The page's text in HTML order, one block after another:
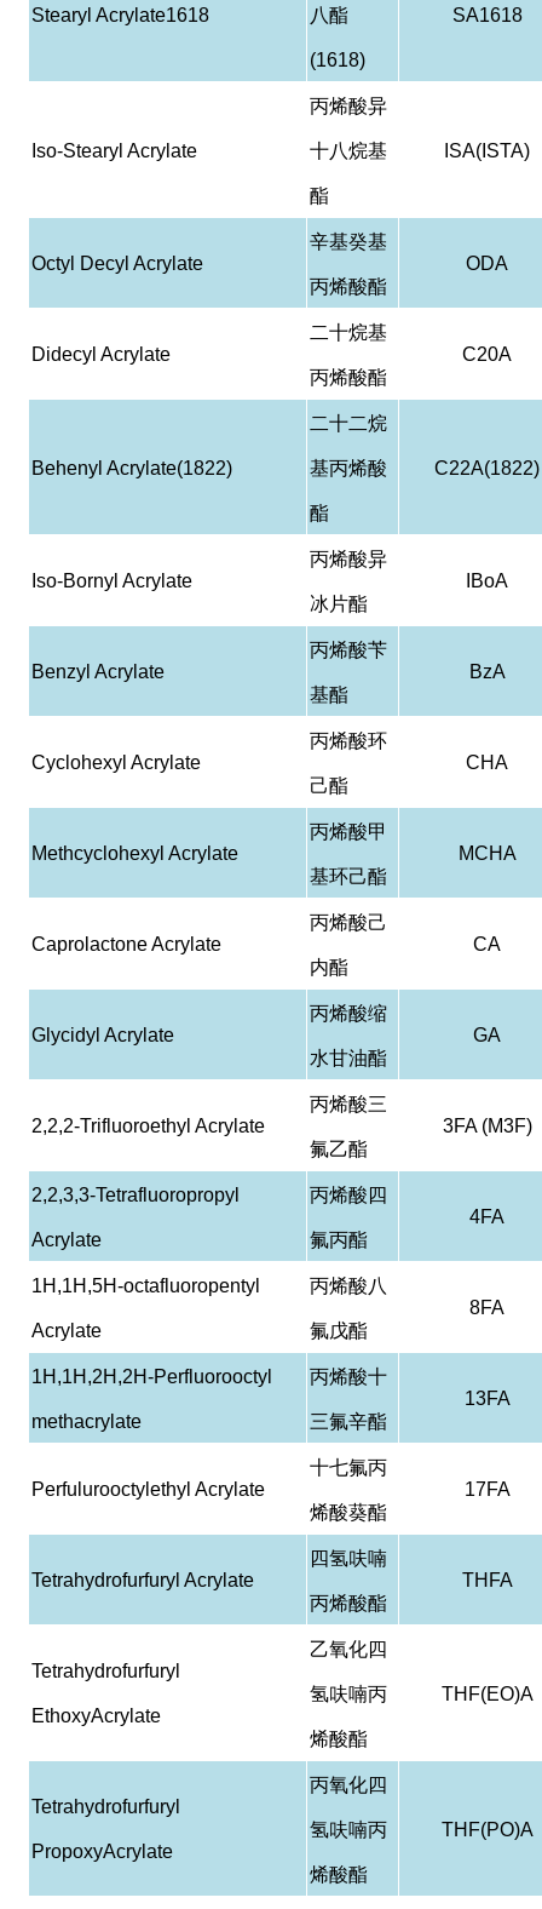
Stearyl Acrylate1618 八酯
(1618)
SA1618
Iso-Stearyl Acrylate
丙烯酸异
十八烷基
酯
ISA(ISTA)
Octyl Decyl Acrylate
辛基癸基
丙烯酸酯
ODA
Didecyl Acrylate
二十烷基
丙烯酸酯
C20A
Behenyl Acrylate(1822)
二十二烷
基丙烯酸
酯
C22A(1822)
Iso-Bornyl Acrylate
丙烯酸异
冰片酯
IBoA
Benzyl Acrylate
丙烯酸苄
基酯
BzA
Cyclohexyl Acrylate
丙烯酸环
己酯
CHA
Methcyclohexyl Acrylate
丙烯酸甲
基环己酯
MCHA
Caprolactone Acrylate
丙烯酸己
内酯
CA
Glycidyl Acrylate
丙烯酸缩
水甘油酯
GA
2,2,2-Trifluoroethyl Acrylate
丙烯酸三
氟乙酯
3FA (M3F)
2,2,3,3-Tetrafluoropropyl
Acrylate
丙烯酸四
氟丙酯
4FA
1H,1H,5H-octafluoropentyl
Acrylate
丙烯酸八
氟戊酯
8FA
1H,1H,2H,2H-Perfluorooctyl
methacrylate
丙烯酸十
三氟辛酯
13FA
Perfulurooctylethyl Acrylate
十七氟丙
烯酸葵酯
17FA
Tetrahydrofurfuryl Acrylate
四氢呋喃
丙烯酸酯
THFA
Tetrahydrofurfuryl
EthoxyAcrylate
乙氧化四
氢呋喃丙
烯酸酯
THF(EO)A
Tetrahydrofurfuryl
PropoxyAcrylate
丙氧化四
氢呋喃丙
烯酸酯
THF(PO)A